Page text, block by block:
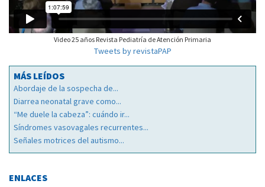
Video 25 años Revista Pediatría de Atención Primaria
Tweets by revistaPAP
MÁS LEÍDOS
Abordaje de la sospecha de...
Diarrea neonatal grave como...
“Me duele la cabeza”: cuándo ir...
Síndromes vasovagales recurrentes...
Señales motrices del autismo...
ENLACES